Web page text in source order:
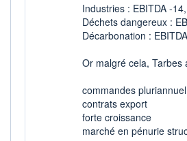
Industries : EBITDA -
Déchets dangereux :
Décarbonation :
Or malgré cela, Tarbes
commandes
contrats export
forte croissance
marché en pénurie